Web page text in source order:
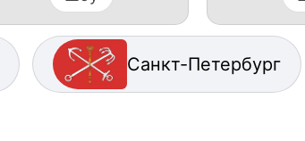
Санкт-Петербург